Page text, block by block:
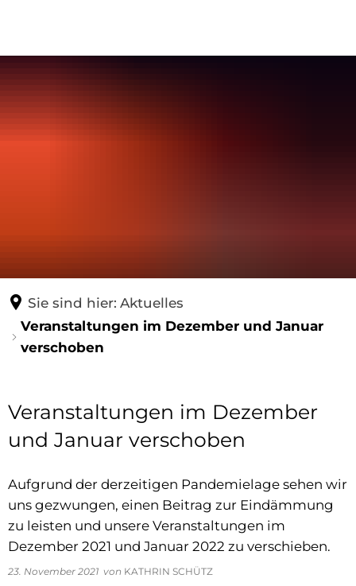
Sie sind hier: Aktuelles
Veranstaltungen im Dezember und Januar
verschoben
Veranstaltungen im Dezember
und Januar verschoben
Aufgrund der derzeitigen Pandemielage sehen wir
uns gezwungen, einen Beitrag zur Eindämmung
zu leisten und unsere Veranstaltungen im
Dezember 2021 und Januar 2022 zu verschieben.
23. November 2021 von KATHRIN SCHÜTZ